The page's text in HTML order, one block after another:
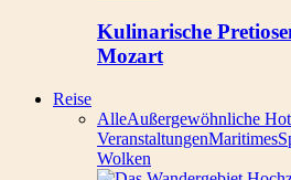
Kulinarische
Mozart
Reise
AlleAußergewöhnliche
VeranstaltungenMaritimes
Wolken